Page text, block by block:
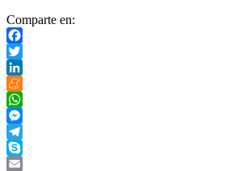
Comparte en:
Facebook
Twitter
LinkedIn
Meneame
WhatsApp
Messenger
Telegram
Skype